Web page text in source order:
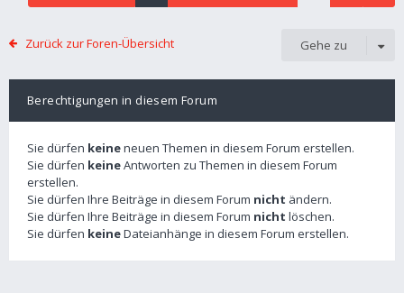
Zurück zur Foren-Übersicht Gehe zu
Berechtigungen in diesem Forum
Sie dürfen keineneuen Themen in diesem Forum erstellen.
Sie dürfen keineAntworten zu Themen in diesem Forum
erstellen.
Sie dürfen Ihre Beiträge in diesem Forum nicht ändern.
Sie dürfen Ihre Beiträge in diesem Forum nicht löschen.
Sie dürfen keineDateianhänge in diesem Forum erstellen.